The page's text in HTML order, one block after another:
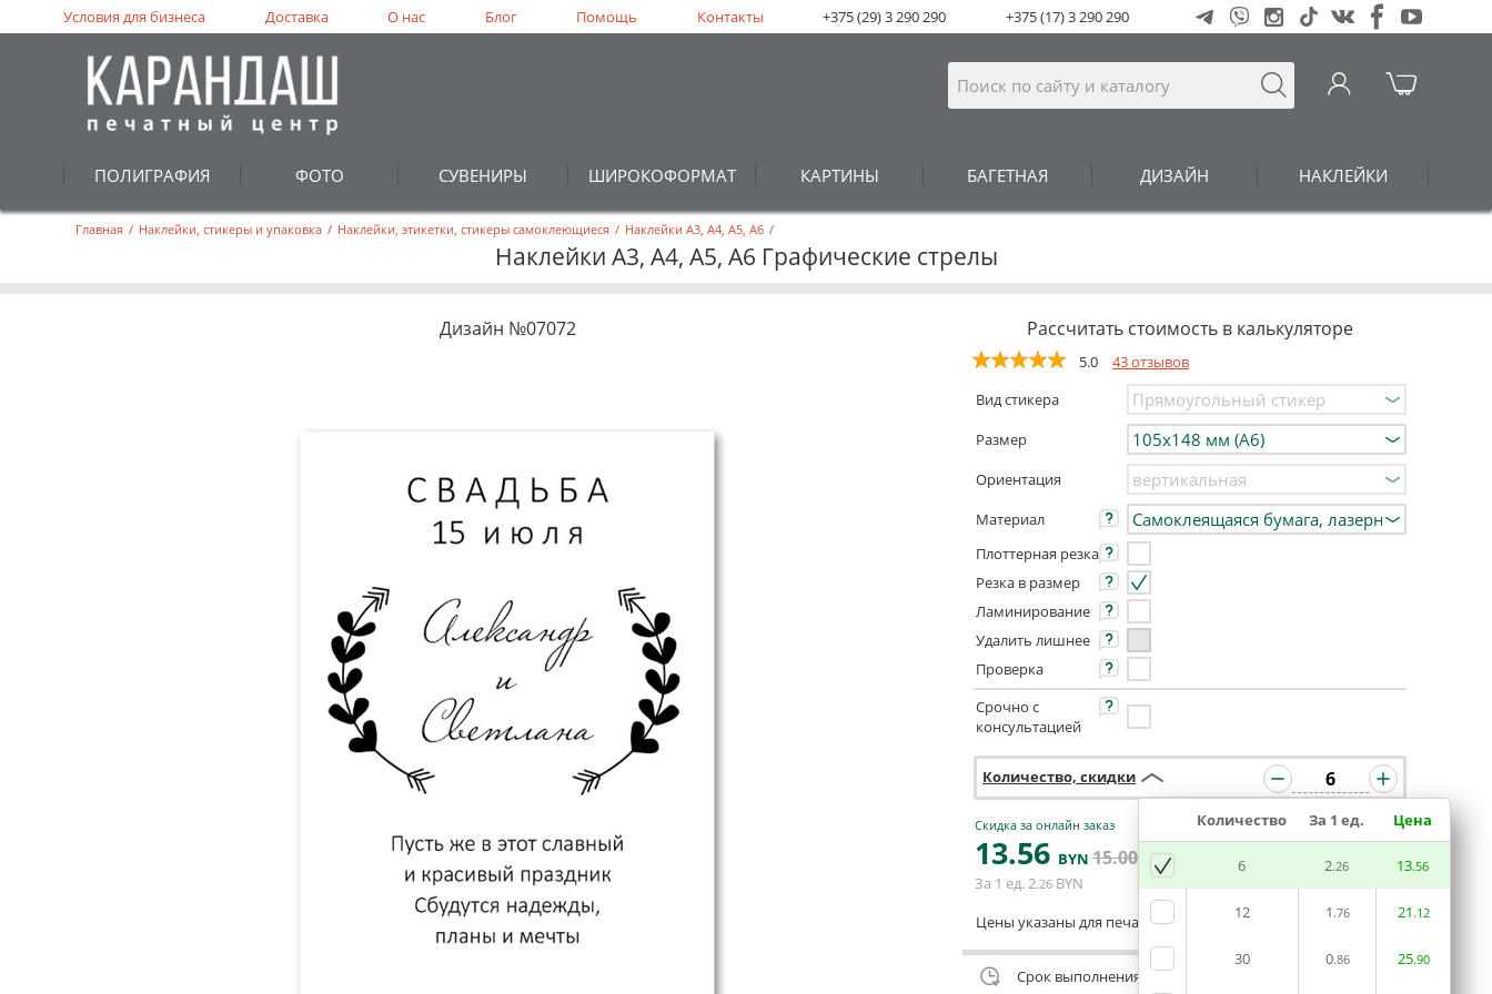
ПОЛИГРАФИЯ ФОТО СУВЕНИРЫ ШИРОКОФОРМАТ КАРТИНЫ БАГЕТНАЯ ДИЗАЙН НАКЛЕЙКИ
Условия для бизнеса Доставка О нас Блог Помощь Контакты +375 (29) 3 290 290 +375 (17) 3 290 290
Главная / Наклейки, стикеры и упаковка / Наклейки, этикетки, стикеры самоклеющиеся / Наклейки А3, А4, А5, А6 /
Наклейки А3, А4, А5, А6 Графические стрелы
Дизайн №07072 Рассчитать стоимость в калькуляторе
5.0
43 отзывов
Вид стикера
Размер
Ориентация
Материал
Плоттерная резка
Резка в размер
Ламинирование
Удалить лишнее
Проверка
Срочно с
консультацией
Количество, скидки
Количество За 1 ед. Цена
6 2.26 13.56
12 1 .76 21.12
30 0.86 25.90
Скидка за онлайн заказ
13.56 BYN 15.00
BYN
За 1 ед.2.26 BYN
ЗАКАЗАТЬ В
РЕДАКТОРЕ
Цены указаны для печати из готового макета
Срок выполнения заказа (до 200 руб.):